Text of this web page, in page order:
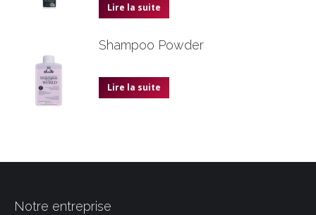
Lire la suite
Shampoo Powder
Lire la suite
Notre entreprise